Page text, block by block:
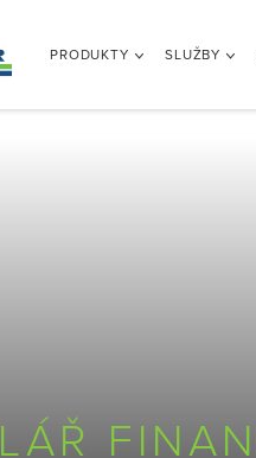
PRODUKTY SLUŽBY